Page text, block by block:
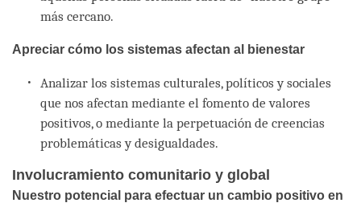
más cercano.
Apreciar cómo los sistemas afectan al bienestar
Analizar los sistemas culturales, políticos y sociales
que nos afectan mediante el fomento de valores
positivos, o mediante la perpetuación de creencias
problemáticas y desigualdades.
Involucramiento comunitario y global
Nuestro potencial para efectuar un cambio positivo en